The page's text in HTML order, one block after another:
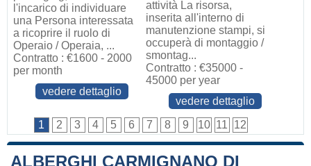
l'incarico di individuare
una Persona interessata
a ricoprire il ruolo di
Operaio / Operaia, ...
Contratto : €1600 - 2000
per month
vedere dettaglio
attività La risorsa,
inserita all'interno di
manutenzione stampi, si
occuperà di montaggio /
smontag...
Contratto : €35000 -
45000 per year
vedere dettaglio
1
2 3 4 5 6 7 8 9 10 11 12
ALBERGHI CARMIGNANO DI